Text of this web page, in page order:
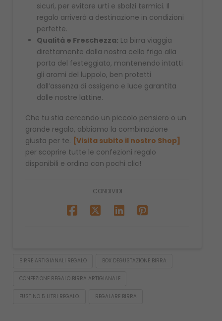
sicuri, per evitare urti e sbalzi termici. Il
regalo arriverà a destinazione in condizioni
perfette.
Qualità e Freschezza: La birra viaggia
direttamente dalla nostra cella frigo alla
porta del festeggiato, mantenendo intatti
gli aromi del luppolo, ben protetti
dall’assenza di ossigeno e luce garantita
dalle nostre lattine.
Che tu stia cercando un piccolo pensiero o un
grande regalo, abbiamo la combinazione
giusta per te. [Visita subito il nostro Shop]
per scoprire tutte le confezioni regalo
disponibili e ordina con pochi clic!
CONDIVIDI
BIRRE ARTIGIANALI REGALO BOX DEGUSTAZIONE BIRRA
CONFEZIONE REGALO BIRRA ARTIGIANALE
FUSTINO 5 LITRI REGALO. REGALARE BIRRA